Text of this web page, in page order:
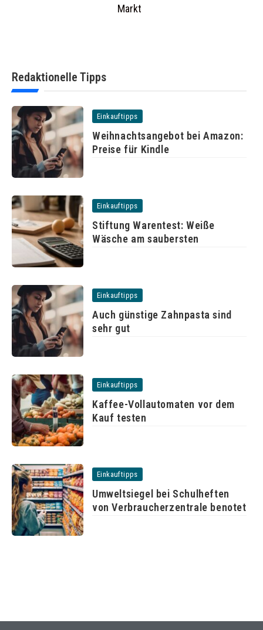
Markt
Redaktionelle Tipps
Einkauftipps
Weihnachtsangebot bei Amazon:
Preise für Kindle
Einkauftipps
Stiftung Warentest: Weiße
Wäsche am saubersten
Einkauftipps
Auch günstige Zahnpasta sind
sehr gut
Einkauftipps
Kaffee-Vollautomaten vor dem
Kauf testen
Einkauftipps
Umweltsiegel bei Schulheften
von Verbraucherzentrale benotet